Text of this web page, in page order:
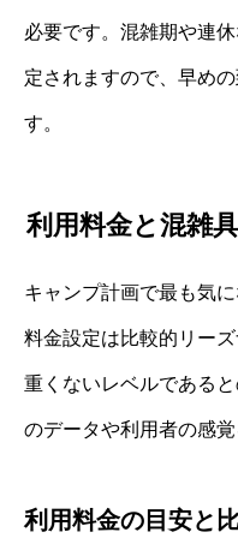
必要です。混雑期や連
定されますので、早め
す。
利用料金と混雑
キャンプ計画で最も気
料金設定は比較的リー
重くないレベルである
のデータや利用者の感
利用料金の目安と